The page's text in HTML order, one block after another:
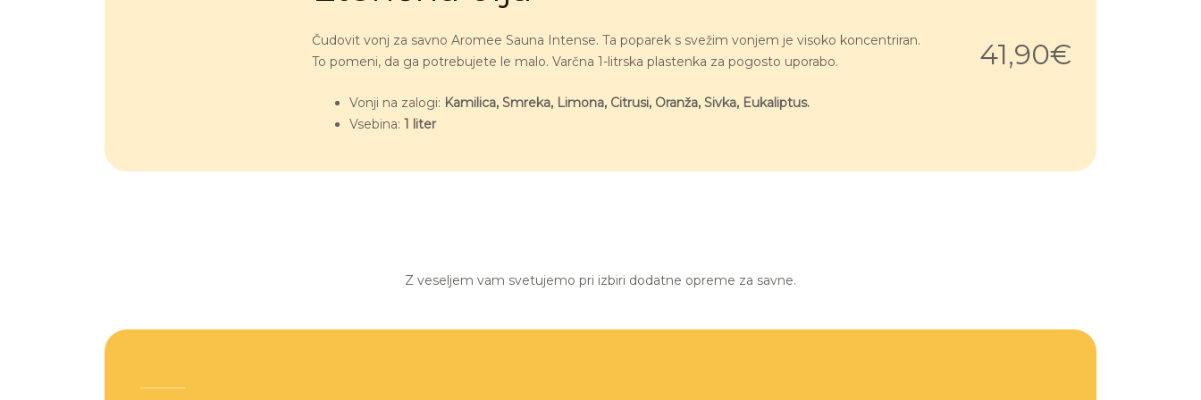
Čudovit vonj za savno Aromee Sauna Intense. Ta poparek s svežim vonjem je visoko koncentriran.
To pomeni, da ga potrebujete le malo. Varčna 1-litrska plastenka za pogosto uporabo.
Vonji na zalogi: Kamilica, Smreka, Limona, Citrusi, Oranža, Sivka, Eukaliptus.
Vsebina:1 liter
41,90€
Z veseljem vam svetujemo pri izbiri dodatne opreme za savne.